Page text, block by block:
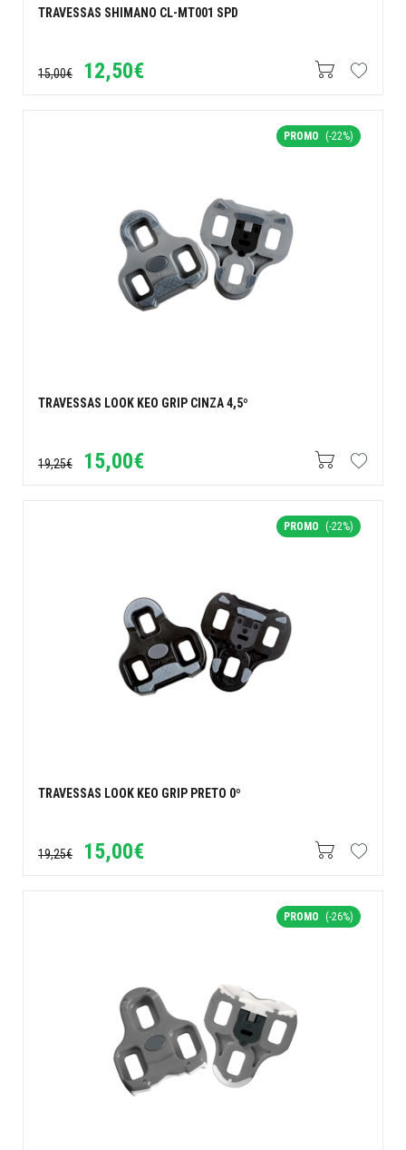
TRAVESSAS SHIMANO CL-MT001 SPD
15,00€ 12,50€
PROMO (-22%)
TRAVESSAS LOOK KEO GRIP CINZA 4,5º
19,25€ 15,00€
PROMO (-22%)
TRAVESSAS LOOK KEO GRIP PRETO 0º
19,25€ 15,00€
PROMO (-26%)